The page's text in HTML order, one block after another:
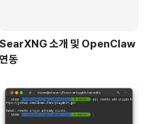
SearXNG 소개 및 OpenClaw
연동